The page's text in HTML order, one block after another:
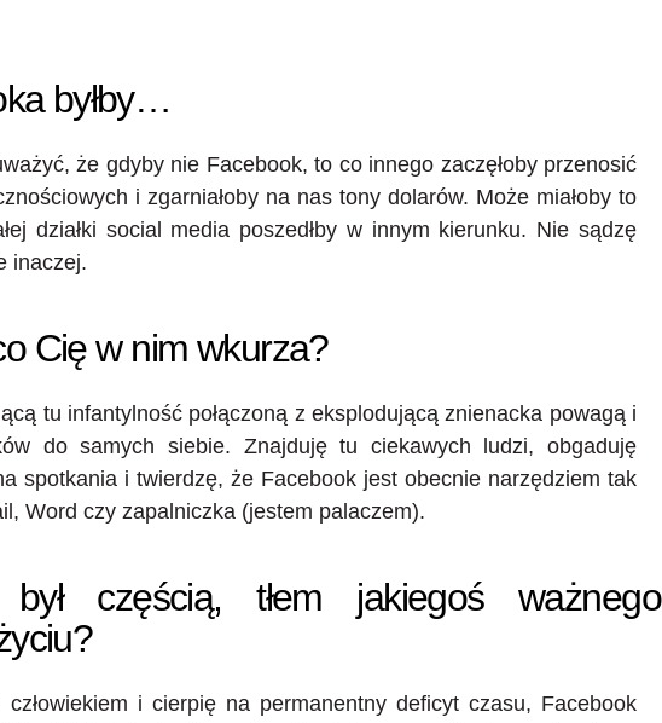
byłby…
że gdyby nie Facebook, to co innego zaczęłoby przenosić
i zgarniałoby na nas tony dolarów. Może miałoby to
działki social media poszedłby w innym kierunku. Nie sądzę
inaczej.
Cię w nim wkurza?
tu infantylność połączoną z eksplodującą znienacka powagą i
do samych siebie. Znajduję tu ciekawych ludzi, obgaduję
spotkania i twierdzę, że Facebook jest obecnie narzędziem tak
Word czy zapalniczka (jestem palaczem).
częścią, tłem jakiegoś ważnego
i cierpię na permanentny deficyt czasu, Facebook